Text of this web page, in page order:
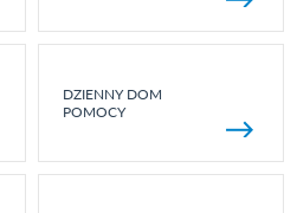
DZIENNY DOM
POMOCY